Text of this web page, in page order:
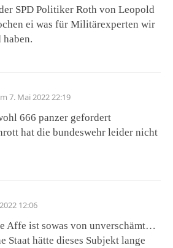
SPD Politiker Roth von Leopold
ei was für Militärexperten wir
7. Mai 2022 22:19
666 panzer gefordert
hat die bundeswehr leider nicht
12:06
Affe ist sowas von unverschämt…
Staat hätte dieses Subjekt lange